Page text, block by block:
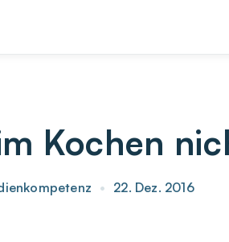
Kochen
• 22. Dez. 2016